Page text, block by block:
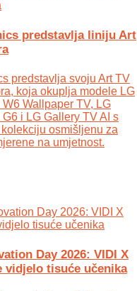
predstavlja liniju Art
predstavlja svoju Art TV
koja okuplja modele LG
Wallpaper TV, LG
i LG Gallery TV AI s
osmišljenu za
na umjetnost.
Day 2026: VIDI X
vidjelo tisuće učenika